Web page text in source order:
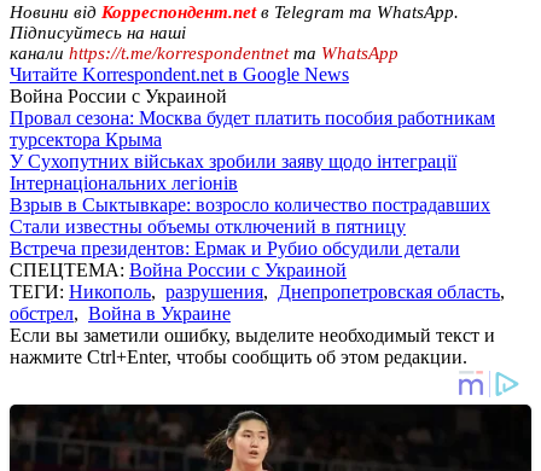
Новини від Корреспондент.netв Telegram та WhatsApp.
Підписуйтесь на наші
канали https://t.me/korrespondentnetта WhatsApp
Читайте Korrespondent.net в Google News
Война России с Украиной
Провал сезона: Москва будет платить пособия работникам
турсектора Крыма
У Сухопутних військах зробили заяву щодо інтеграції
Інтернаціональних легіонів
Взрыв в Сыктывкаре: возросло количество пострадавших
Стали известны объемы отключений в пятницу
Встреча президентов: Ермак и Рубио обсудили детали
СПЕЦТЕМА: Война России с Украиной
ТЕГИ: Никополь, разрушения, Днепропетровская область,
обстрел, Война в Украине
Если вы заметили ошибку, выделите необходимый текст и
нажмите Ctrl+Enter, чтобы сообщить об этом редакции.